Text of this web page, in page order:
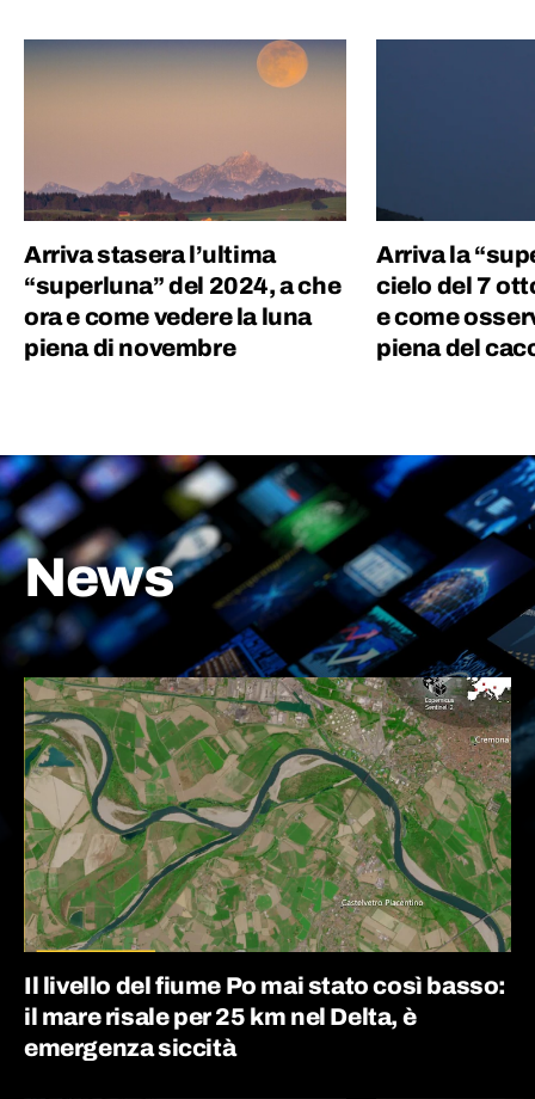
Arriva stasera l’ultima
“superluna” del 2024, a che
ora e come vedere la luna
piena di novembre
Arriva la
cielo del 7
e come
piena del
News
Il livello del fiume Po mai stato così basso:
il mare risale per 25 km nel Delta, è
emergenza siccità